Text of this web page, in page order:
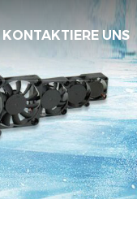
KONTAKTIERE UNS